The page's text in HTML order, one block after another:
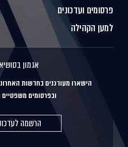
פרסומים ועדכונים
למען הקהילה
אגמון
הישארו מעודכנים בחדשות
ובפרסומים משפטיים
הרשמה